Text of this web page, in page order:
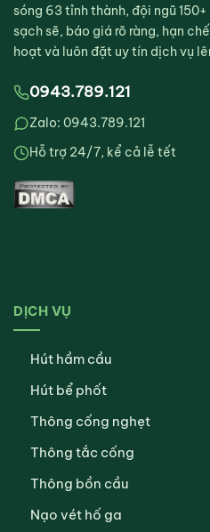
sóng 63 tỉnh thành, đội ngũ
sạch sẽ, báo giá rõ ràng, hạn
hoạt và luôn đặt uy tín dịch vụ
0943.789.121
Zalo: 0943.789.121
Hỗ trợ 24/7, kể cả lễ tết
DỊCH VỤ
Hút hầm cầu
Hút bể phốt
Thông cống nghẹt
Thông tắc cống
Thông bồn cầu
Nạo vét hố ga